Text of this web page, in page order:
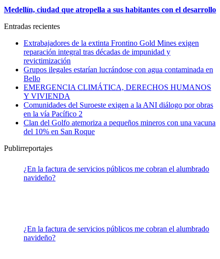
Medellín, ciudad que atropella a sus habitantes con el desarrollo
Entradas recientes
Extrabajadores de la extinta Frontino Gold Mines exigen
reparación integral tras décadas de impunidad y
revictimización
Grupos ilegales estarían lucrándose con agua contaminada en
Bello
EMERGENCIA CLIMÁTICA, DERECHOS HUMANOS
Y VIVIENDA
Comunidades del Suroeste exigen a la ANI diálogo por obras
en la vía Pacífico 2
Clan del Golfo atemoriza a pequeños mineros con una vacuna
del 10% en San Roque
Publirreportajes
¿En la factura de servicios públicos me cobran el alumbrado
navideño?
¿En la factura de servicios públicos me cobran el alumbrado
navideño?